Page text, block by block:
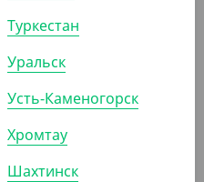
420₸
Вилка прозрачная кристалл,
СООБЩИТЬ О
ПОСТУПЛЕНИИ
Туркестан
Уральск
Усть-Каменогорск
Хромтау
Шахтинск